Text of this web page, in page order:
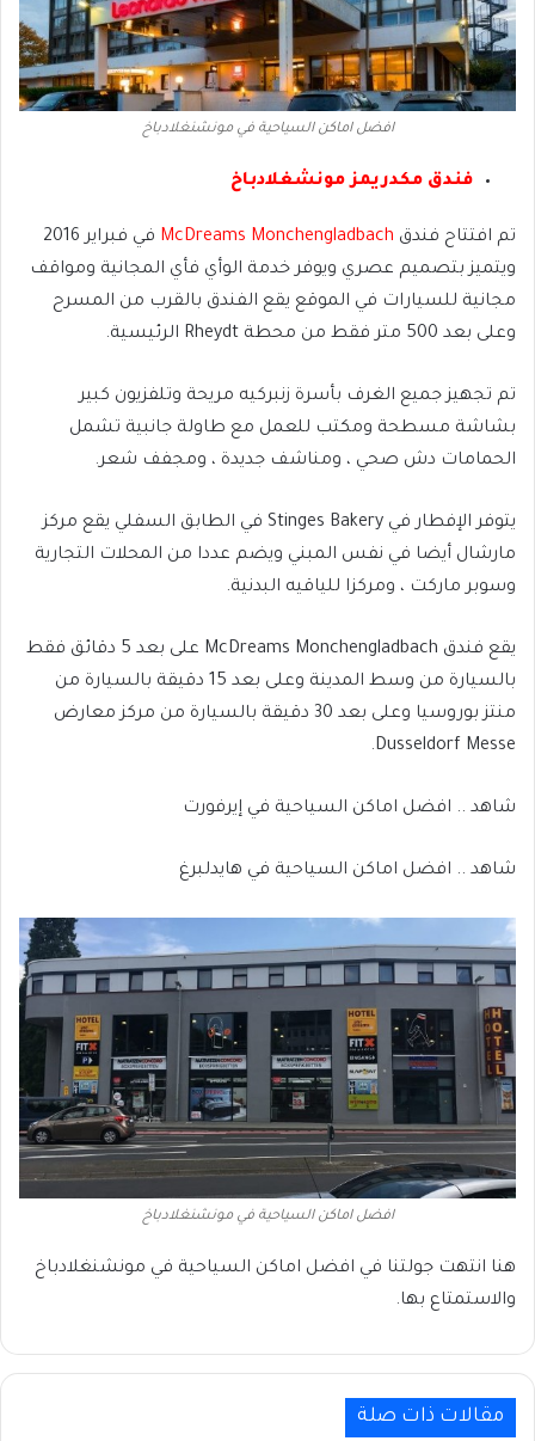
افضل اماكن السياحية في مونشنغلادباخ
فندق مكدريمز مونشغلادباخ
تم افتتاح فندق McDreams Monchengladbach
في فبراير 2016
ويتميز بتصميم عصري ويوفر خدمة الوأي فأي المجانية ومواقف
مجانية للسيارات في الموقع يقع الفندق بالقرب من المسرح
وعلى بعد 500 متر فقط من محطة Rheydt الرئيسية.
تم تجهيز جميع الغرف بأسرة زنبركيه مريحة وتلفزيون كبير
بشاشة مسطحة ومكتب للعمل مع طاولة جانبية تشمل
الحمامات دش صحي ، ومناشف جديدة ، ومجفف شعر.
يتوفر الإفطار في Stinges Bakery في الطابق السفلي يقع مركز
مارشال أيضا في نفس المبني ويضم عددا من المحلات التجارية
وسوبر ماركت ، ومركزا للياقيه البدنية.
يقع فندق McDreams Monchengladbach على بعد 5 دقائق فقط
بالسيارة من وسط المدينة وعلى بعد 15 دقيقة بالسيارة من
منتز بوروسيا وعلى بعد 30 دقيقة بالسيارة من مركز معارض
Dusseldorf Messe.
شاهد .. افضل اماكن السياحية في إيرفورت
شاهد .. افضل اماكن السياحية في هايدلبرغ
افضل اماكن السياحية في مونشنغلادباخ
هنا انتهت جولتنا في افضل اماكن السياحية في مونشنغلادباخ
والاستمتاع بها.
مقالات ذات صلة